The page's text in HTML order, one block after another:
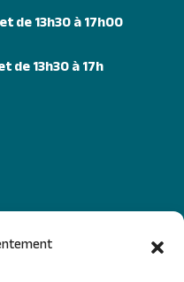
de 13h30 à 17h00
de 13h30 à 17h